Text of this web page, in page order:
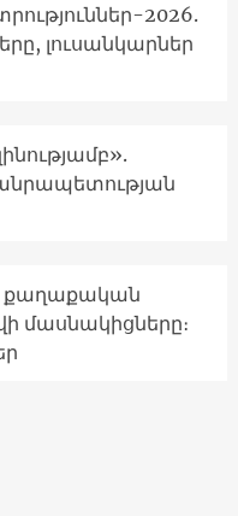
2026.
լուսանկարներ
քաղաքական
մասնակիցները։